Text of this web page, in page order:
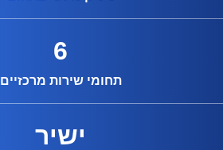
6
תחומי שירות מרכזיים
ישיר